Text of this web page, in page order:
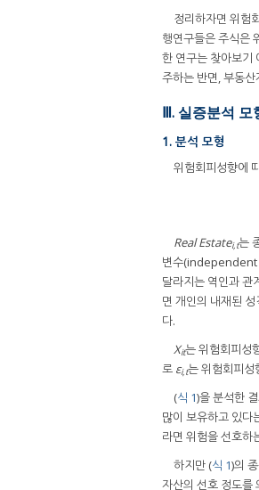
정리하자면 위험
행연구들은 주식은
한 연구는 찾아보기
주하는 반면, 부동
Ⅲ. 실증분석 모
1. 분석 모형
위험회피성향에
Real Estatei,t는
변수(independent
달라지는 역인과 관
면 개인의 내재된
다.
Xit는 위험회피성
로 εi,t는 위험회피성
(식 1)을 분석한
많이 보유하고 있다
라면 위험을 선호하
하지만 (식 1)의
자산의 선호 정도를